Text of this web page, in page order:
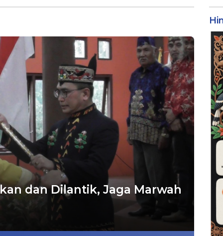
dan Dilantik, Jaga Marwah